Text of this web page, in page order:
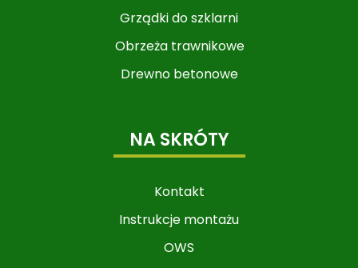
Grządki do szklarni
Obrzeża trawnikowe
Drewno betonowe
NA SKRÓTY
Kontakt
Instrukcje montażu
OWS